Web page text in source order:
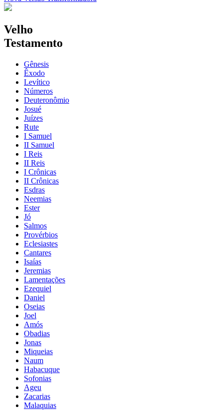
Velho
Testamento
Gênesis
Êxodo
Levítico
Números
Deuteronômio
Josué
Juízes
Rute
I Samuel
II Samuel
I Reis
II Reis
I Crônicas
II Crônicas
Esdras
Neemias
Ester
Jó
Salmos
Provérbios
Eclesiastes
Cantares
Isaías
Jeremias
Lamentações
Ezequiel
Daniel
Oseias
Joel
Amós
Obadias
Jonas
Miqueias
Naum
Habacuque
Sofonias
Ageu
Zacarias
Malaquias